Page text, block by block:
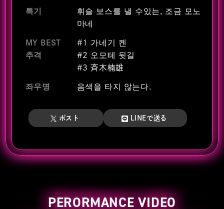
특기
휘슬 보스를 낼 수있는, 조금 모노
마네
MY BEST
추격
#1 가네기 켄
#2 오모테 뒷길
#3 斉木楠雄
좌우명 음색을 타지 않는다.
ポスト LINEで送る
PERORMANCE VIDEO